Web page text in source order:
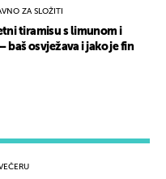
ZA SLOŽITI
tiramisu s limunom i
baš osvježava i jako je fin